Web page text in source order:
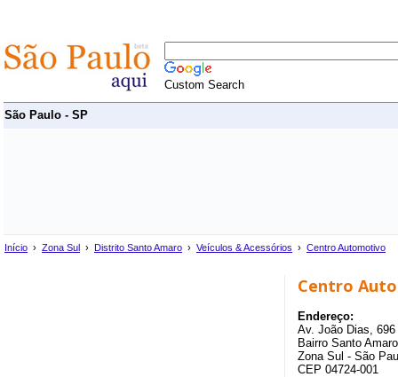
Custom Search
São Paulo - SP
Início › Zona Sul › Distrito Santo Amaro › Veículos & Acessórios › Centro Automotivo
Centro
Endereço:
Av. João Dias, 696
Bairro Santo
Zona Sul - São
CEP 04724-001